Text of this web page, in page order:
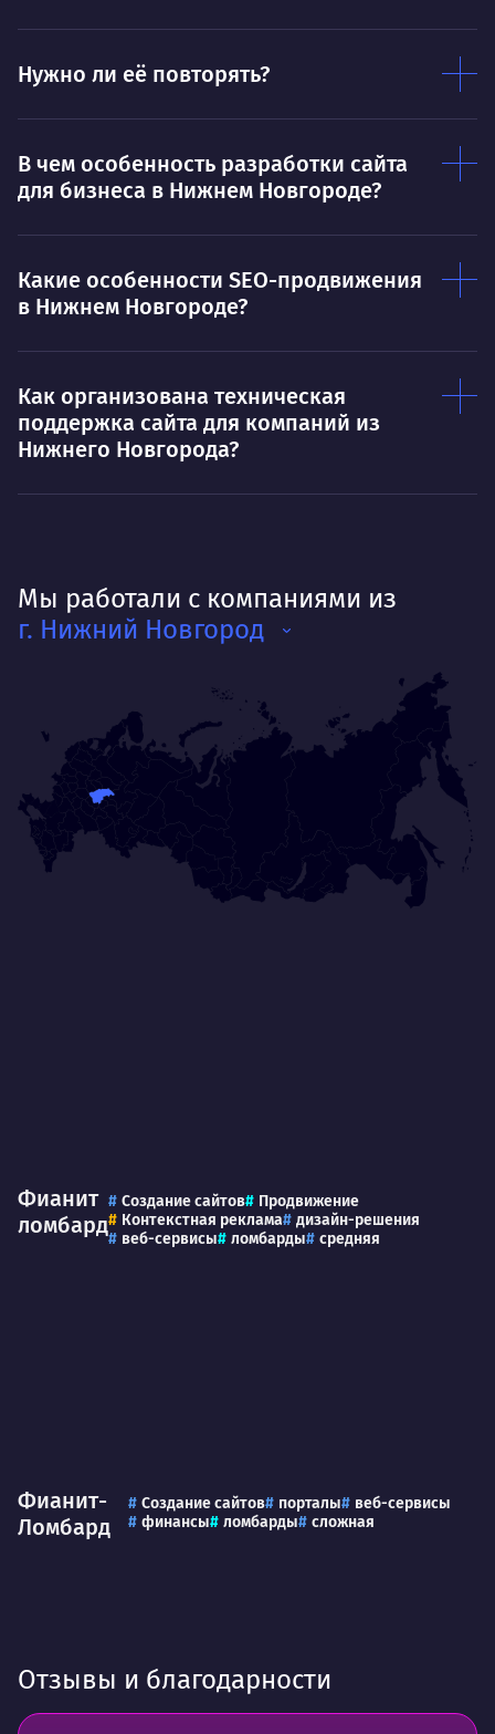
Ты — это то, что ты делаешь. Этим всё
О
Нужно ли её повторять?
В чем особенность разработки сайта
для бизнеса в Нижнем Новгороде?
Какие особенности SEO-продвижения
в Нижнем Новгороде?
Как организована техническая
поддержка сайта для компаний из
Нижнего Новгорода?
Мы работали с компаниями из
г. Нижний Новгород
Фианит
ломбард
Создание сайтов
Продвижение
Контекстная реклама
дизайн-решения
веб-сервисы
ломбарды средняя
Фианит-
Ломбард
Создание сайтов порталы
веб-сервисы
финансы
ломбарды сложная
Отзывы и благодарности